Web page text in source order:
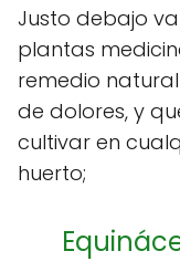
Justo debajo
plantas
remedio
de dolores, y
cultivar en
huerto;